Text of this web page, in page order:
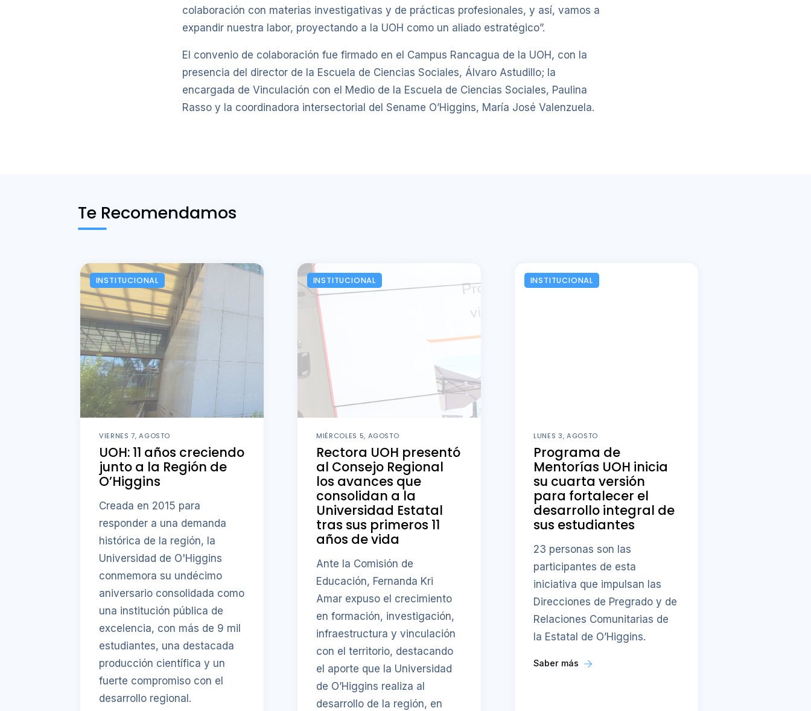
colaboración con materias investigativas y de prácticas profesionales, y así, vamos a
expandir nuestra labor, proyectando a la UOH como un aliado estratégico”.
El convenio de colaboración fue firmado en el Campus Rancagua de la UOH, con la
presencia del director de la Escuela de Ciencias Sociales, Álvaro Astudillo; la
encargada de Vinculación con el Medio de la Escuela de Ciencias Sociales, Paulina
Rasso y la coordinadora intersectorial del Sename O’Higgins, María José Valenzuela.
Te Recomendamos
INSTITUCIONAL
VIERNES 7, AGOSTO
UOH: 11 años creciendo
junto a la Región de
O’Higgins
Creada en 2015 para
responder a una demanda
histórica de la región, la
Universidad de O'Higgins
conmemora su undécimo
aniversario consolidada como
una institución pública de
excelencia, con más de 9 mil
estudiantes, una destacada
producción científica y un
fuerte compromiso con el
desarrollo regional.
INSTITUCIONAL
MIÉRCOLES 5, AGOSTO
Rectora UOH presentó
al Consejo Regional
los avances que
consolidan a la
Universidad Estatal
tras sus primeros 11
años de vida
Ante la Comisión de
Educación, Fernanda Kri
Amar expuso el crecimiento
en formación, investigación,
infraestructura y vinculación
con el territorio, destacando
el aporte que la Universidad
de O’Higgins realiza al
desarrollo de la región, en
INSTITUCIONAL
LUNES 3, AGOSTO
Programa de
Mentorías UOH inicia
su cuarta versión
para fortalecer el
desarrollo integral de
sus estudiantes
23 personas son las
participantes de esta
iniciativa que impulsan las
Direcciones de Pregrado y de
Relaciones Comunitarias de
la Estatal de O’Higgins.
Saber más